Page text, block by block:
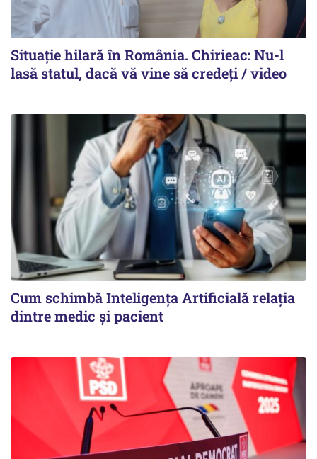
Situație hilară în România. Chirieac: Nu-l
lasă statul, dacă vă vine să credeți / video
Cum schimbă Inteligența Artificială relația
dintre medic și pacient